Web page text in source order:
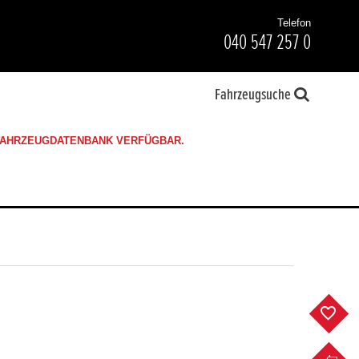
Telefon
040 547 257 0
Fahrzeugsuche
VERFÜGBAR.